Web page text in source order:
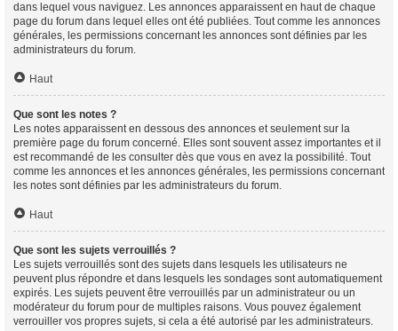
dans lequel vous naviguez. Les annonces apparaissent en haut de chaque
page du forum dans lequel elles ont été publiées. Tout comme les annonces
générales, les permissions concernant les annonces sont définies par les
administrateurs du forum.
Haut
Que sont les notes ?
Les notes apparaissent en dessous des annonces et seulement sur la
première page du forum concerné. Elles sont souvent assez importantes et il
est recommandé de les consulter dès que vous en avez la possibilité. Tout
comme les annonces et les annonces générales, les permissions concernant
les notes sont définies par les administrateurs du forum.
Haut
Que sont les sujets verrouillés ?
Les sujets verrouillés sont des sujets dans lesquels les utilisateurs ne
peuvent plus répondre et dans lesquels les sondages sont automatiquement
expirés. Les sujets peuvent être verrouillés par un administrateur ou un
modérateur du forum pour de multiples raisons. Vous pouvez également
verrouiller vos propres sujets, si cela a été autorisé par les administrateurs.